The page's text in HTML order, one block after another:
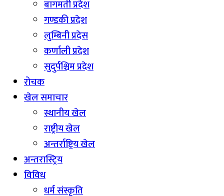
बागमती प्रदेश
गण्डकी प्रदेश
लुम्बिनी प्रदेस
कर्णाली प्रदेश
सुदुर्पश्चिम प्रदेश
रोचक
खेल समाचार
स्थानीय खेल
राष्ट्रीय खेल
अन्तर्राष्ट्रिय खेल
अन्तरास्ट्रिय
विविध
धर्म संस्कृति